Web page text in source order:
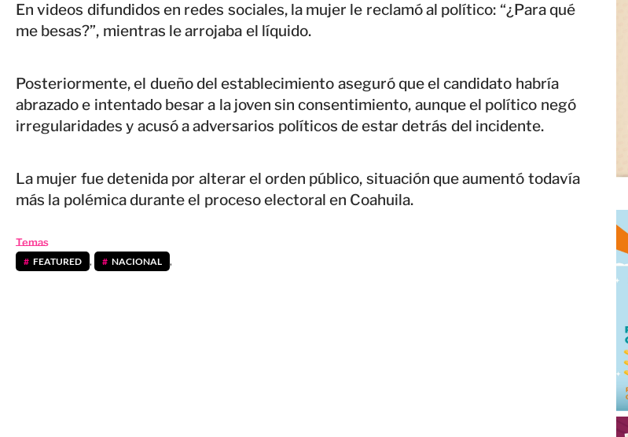
En videos difundidos en redes sociales, la mujer le reclamó al político: “¿Para qué
me besas?”, mientras le arrojaba el líquido.
Posteriormente, el dueño del establecimiento aseguró que el candidato habría
abrazado e intentado besar a la joven sin consentimiento, aunque el político negó
irregularidades y acusó a adversarios políticos de estar detrás del incidente.
La mujer fue detenida por alterar el orden público, situación que aumentó todavía
más la polémica durante el proceso electoral en Coahuila.
Temas
FEATURED , NACIONAL ,